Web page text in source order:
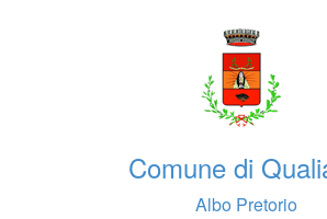
Comune di
Albo Pretorio